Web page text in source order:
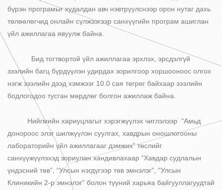
бүрэн програмыг худалдан авч нэвтрүүлснээр орон нутаг дахь
төлөөлөгчид онлайн сүлжээгээр санхүүгийн програм ашиглан
үйл ажиллагаа явуулж байна.
Бид тогтвортой үйл ажиллагаа эрхлэх, эрсдэлгүй
зээлийн багц бүрдүүлэн удирдах зорилгоор хоршооноос олгох
нэгж зээлийн дээд хэмжээг 10.0 сая төгрөг байхаар зээлийн
бодлогодоо тусган мөрдлөг болгон ажиллаж байна.
Нийгмийн хариуцлагыг хэрэгжүүлэх чиглэлээр “Амьд
донороос элэг шилжүүлэн суулгах, хавдрын оношлогооны
лабораторийн үйл ажиллагааг дэмжих” төслийг
санхүүжүүлэхэд зориулан хандивлахаар “Хавдар судлалын
үндэсний төв”, “Улсын нэгдүгээр төв эмнэлэг”, “Улсын
Клиникийн 2-р эмнэлэг” болон түүний харьяа байгууллагуудтай